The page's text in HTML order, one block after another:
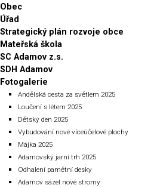
Obec
Úřad
Strategický plán rozvoje obce
Mateřská škola
SC Adamov z.s.
SDH Adamov
Fotogalerie
Andělská cesta za světlem 2025
Loučení s létem 2025
Dětský den 2025
Vybudování nové víceúčelové plochy
Májka 2025
Adamovský jarní trh 2025
Odhalení pamětní desky
Adamov sázel nové stromy